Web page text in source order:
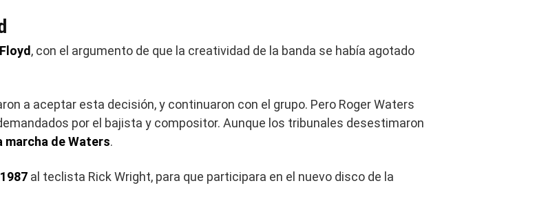
, con el argumento de que la creatividad de la banda se había agotado
a aceptar esta decisión, y continuaron con el grupo. Pero Roger Waters
por el bajista y compositor. Aunque los tribunales desestimaron
marcha de Waters.
1987 al teclista Rick Wright, para que participara en el nuevo disco de la